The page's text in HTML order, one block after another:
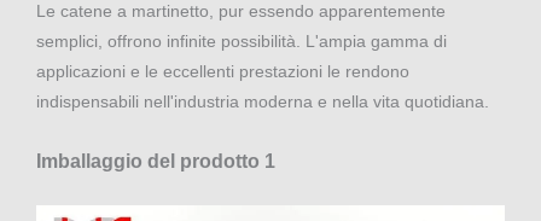
Le catene a martinetto, pur essendo apparentemente
semplici, offrono infinite possibilità. L'ampia gamma di
applicazioni e le eccellenti prestazioni le rendono
indispensabili nell'industria moderna e nella vita quotidiana.
Imballaggio del prodotto 1